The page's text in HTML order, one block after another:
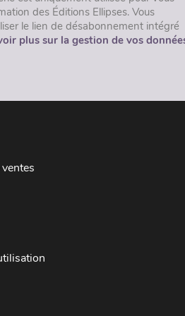
des Éditions Ellipses. Vous
le lien de désabonnement intégré
plus sur la gestion de vos